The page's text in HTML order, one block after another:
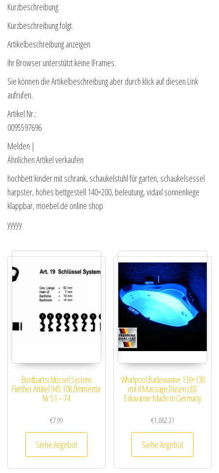
Kurzbeschreibung
Kurzbeschreibung folgt.
Artikelbeschreibung anzeigen
Ihr Browser unterstützt keine IFrames.
Sie können die Artikelbeschreibung aber durch klick auf diesen Link
aufrufen.
Artikel Nr.:
0095597696
Melden |
Ähnlichen Artikel verkaufen
hochbett kinder mit schrank, schaukelstuhl für garten, schaukelsessel
harpster, hohes bettgestell 140×200, beleutung, vidaxl sonnenliege
klappbar, moebel.de online shop
yyyyy
Buntbartschlüssel System
Fliether Artikel 945 108 Zimmertür
Nr 51 – 74
€7.99
Siehe Angebot
Whirlpool Badewanne 130×130
mit 8 Massage Düsen LED
Eckwanne Made in Germany
€1,062.31
Siehe Angebot